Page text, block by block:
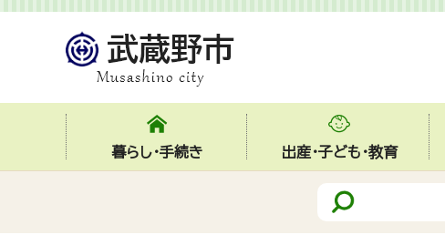
暮らし・手続き 出産・子ども・教育